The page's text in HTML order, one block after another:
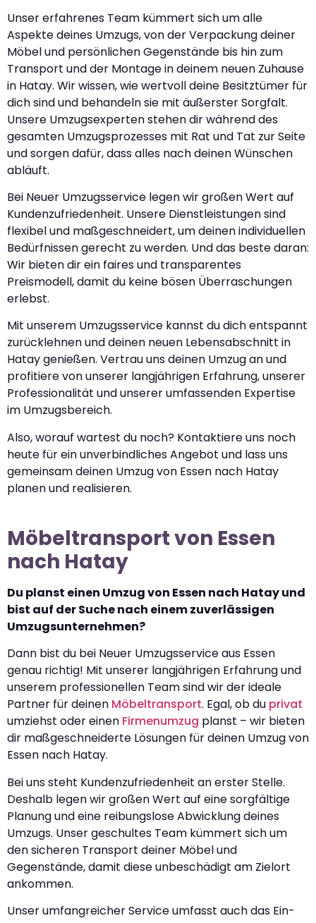
Unser erfahrenes Team kümmert sich um alle
Aspekte deines Umzugs, von der Verpackung deiner
Möbel und persönlichen Gegenstände bis hin zum
Transport und der Montage in deinem neuen Zuhause
in Hatay. Wir wissen, wie wertvoll deine Besitztümer für
dich sind und behandeln sie mit äußerster Sorgfalt.
Unsere Umzugsexperten stehen dir während des
gesamten Umzugsprozesses mit Rat und Tat zur Seite
und sorgen dafür, dass alles nach deinen Wünschen
abläuft.
Bei Neuer Umzugsservice legen wir großen Wert auf
Kundenzufriedenheit. Unsere Dienstleistungen sind
flexibel und maßgeschneidert, um deinen individuellen
Bedürfnissen gerecht zu werden. Und das beste daran:
Wir bieten dir ein faires und transparentes
Preismodell, damit du keine bösen Überraschungen
erlebst.
Mit unserem Umzugsservice kannst du dich entspannt
zurücklehnen und deinen neuen Lebensabschnitt in
Hatay genießen. Vertrau uns deinen Umzug an und
profitiere von unserer langjährigen Erfahrung, unserer
Professionalität und unserer umfassenden Expertise
im Umzugsbereich.
Also, worauf wartest du noch? Kontaktiere uns noch
heute für ein unverbindliches Angebot und lass uns
gemeinsam deinen Umzug von Essen nach Hatay
planen und realisieren.
Möbeltransport von Essen
nach Hatay
Du planst einen Umzug von Essen nach Hatay und
bist auf der Suche nach einem zuverlässigen
Umzugsunternehmen?
Dann bist du bei Neuer Umzugsservice aus Essen
genau richtig! Mit unserer langjährigen Erfahrung und
unserem professionellen Team sind wir der ideale
Partner für deinen Möbeltransport. Egal, ob du privat
umziehst oder einen Firmenumzug planst – wir bieten
dir maßgeschneiderte Lösungen für deinen Umzug von
Essen nach Hatay.
Bei uns steht Kundenzufriedenheit an erster Stelle.
Deshalb legen wir großen Wert auf eine sorgfältige
Planung und eine reibungslose Abwicklung deines
Umzugs. Unser geschultes Team kümmert sich um
den sicheren Transport deiner Möbel und
Gegenstände, damit diese unbeschädigt am Zielort
ankommen.
Unser umfangreicher Service umfasst auch das Ein-